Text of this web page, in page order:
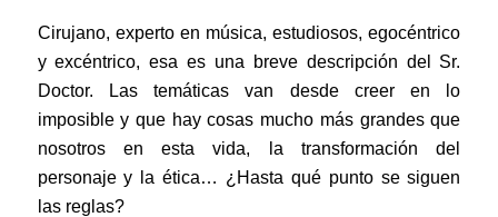
Cirujano, experto en música, estudiosos, egocéntrico
y excéntrico, esa es una breve descripción del Sr.
Doctor. Las temáticas van desde creer en lo
imposible y que hay cosas mucho más grandes que
nosotros en esta vida, la transformación del
personaje y la ética… ¿Hasta qué punto se siguen
las reglas?